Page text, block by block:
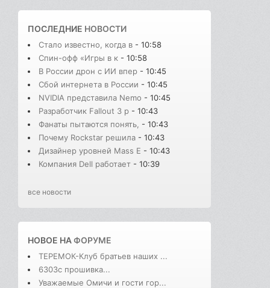
ПОСЛЕДНИЕ НОВОСТИ
Стало известно, когда в - 10:58
Спин-офф «Игры в к - 10:58
В России дрон с ИИ впер - 10:45
Сбой интернета в России - 10:45
NVIDIA представила Nemo - 10:45
Разработчик Fallout 3 р - 10:43
Фанаты пытаются понять, - 10:43
Почему Rockstar решила - 10:43
Дизайнер уровней Mass E - 10:43
Компания Dell работает - 10:39
все новости
НОВОЕ НАФОРУМЕ
ТЕРЕМОК-Клуб братьев наших ...
6303с прошивка...
Уважаемые Омичи и гости гор...